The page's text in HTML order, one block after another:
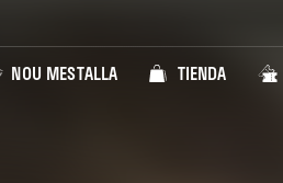
NOU MESTALLA TIENDA